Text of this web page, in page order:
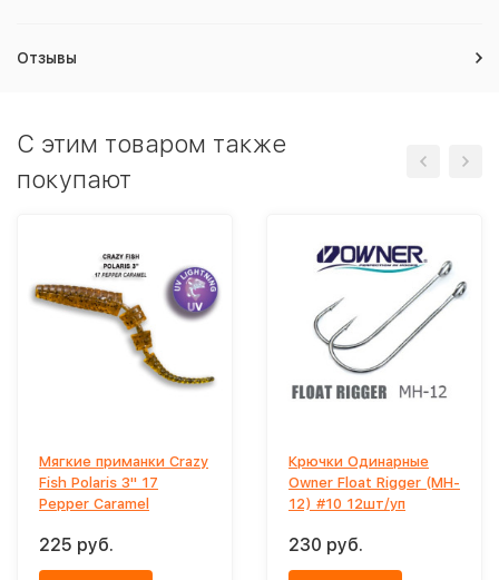
Отзывы
C этим товаром также
покупают
Мягкие приманки Crazy
Fish Polaris 3" 17
Pepper Caramel
225 руб.
Крючки Одинарные
Owner Float Rigger (MH-
12) #10 12шт/уп
230 руб.